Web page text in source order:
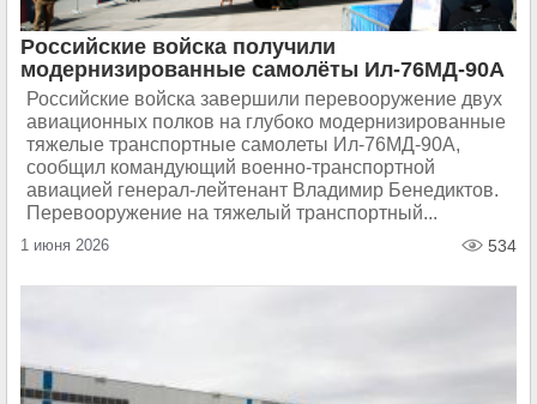
Российские войска получили
модернизированные самолёты Ил-76МД-90А
Российские войска завершили перевооружение двух
авиационных полков на глубоко модернизированные
тяжелые транспортные самолеты Ил-76МД-90А,
сообщил командующий военно-транспортной
авиацией генерал-лейтенант Владимир Бенедиктов.
Перевооружение на тяжелый транспортный...
1 июня 2026 534